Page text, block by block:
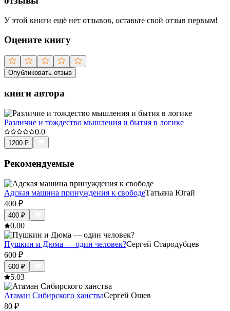
У этой книги ещё нет отзывов, оставьте свой отзыв первым!
Оцените книгу
Опубликовать отзыв
книги автора
Различие и тождество мышления и бытия в логике
0.0
1200 ₽
Рекомендуемые
Адская машина принуждения к свободеТатьяна Югай
400 ₽
400 ₽
0.00
Пушкин и Дюма — один человек?Сергей Стародубцев
600 ₽
600 ₽
5.03
Атаман Сибирского ханстваСергей Ошев
80 ₽